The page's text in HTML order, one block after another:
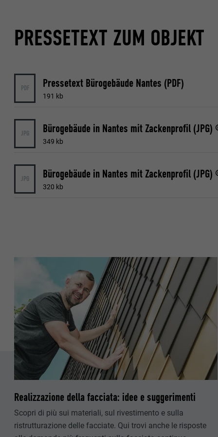
PRESSETEXT ZUM OBJEKT
PDF Pressetext Bürogebäude Nantes (PDF)
191 kb
JPG Bürogebäude in Nantes mit Zackenprofil
349 kb
JPG Bürogebäude in Nantes mit Zackenprofil
320 kb
Realizzazione della facciata: idee e suggerimenti
Scopri di più sui materiali, sul rivestimento e sulla
ristrutturazione delle facciate. Qui trovi anche le risposte
PROVIDER
PROVIDER
SCOPO
NOME
PROVIDER
DECORSO
SCOPO
NOME
DECORSO
SCOPO
NOME
NOME
PROVIDER
DECORSO
SCOPO
PROVIDER